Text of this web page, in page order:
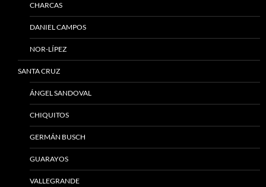
CHARCAS
DANIEL CAMPOS
NOR-LÍPEZ
SANTA CRUZ
ÁNGEL SANDOVAL
CHIQUITOS
GERMÁN BUSCH
GUARAYOS
VALLEGRANDE